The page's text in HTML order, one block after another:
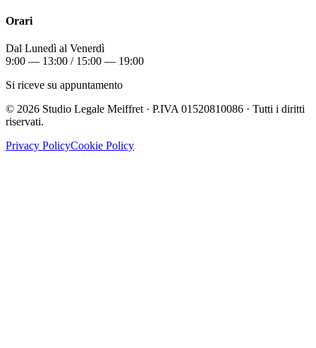
Orari
Dal Lunedì al Venerdì
9:00 — 13:00 / 15:00 — 19:00
Si riceve su appuntamento
© 2026 Studio Legale Meiffret · P.IVA 01520810086 · Tutti i diritti
riservati.
Privacy PolicyCookie Policy